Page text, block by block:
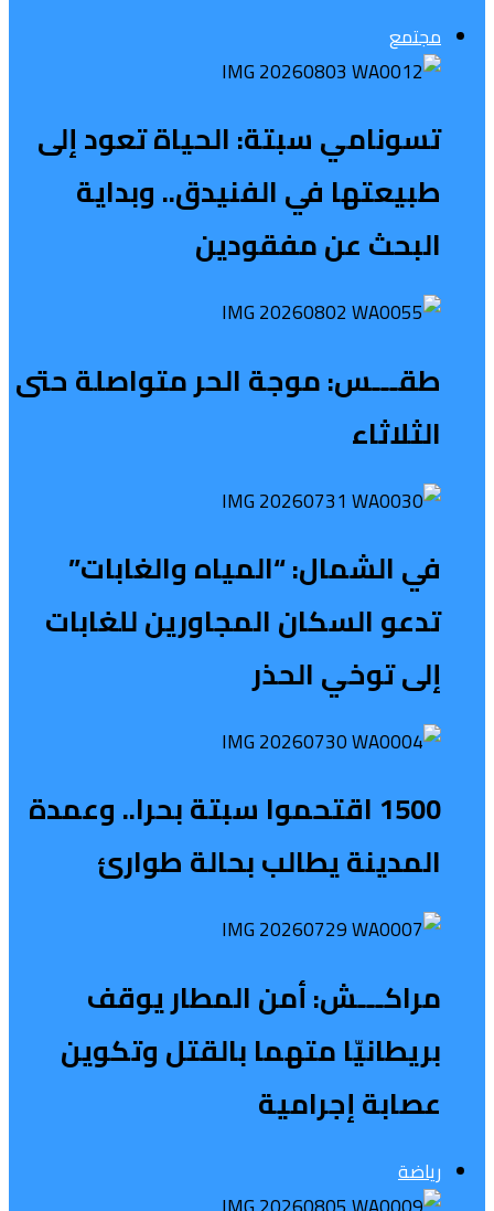
مجتمع
تسونامي سبتة: الحياة تعود إلى
طبيعتها في الفنيدق.. وبداية
البحث عن مفقودين
طقـــس: موجة الحر متواصلة حتى
الثلاثاء
في الشمال: “المياه والغابات”
تدعو السكان المجاورين للغابات
إلى توخي الحذر
1500 اقتحموا سبتة بحرا.. وعمدة
المدينة يطالب بحالة طوارئ
مراكـــش: أمن المطار يوقف
بريطانيّا متهما بالقتل وتكوين
عصابة إجرامية
رياضة